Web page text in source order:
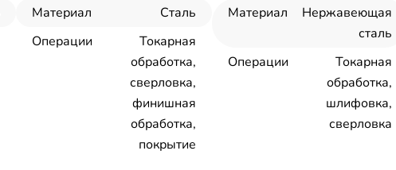
Материал
Сталь
Операции
Токарная
обработка,
сверловка,
финишная
обработка,
покрытие
Материал
Нержавеющая
сталь
Операции
Токарная
обработка,
шлифовка,
сверловка